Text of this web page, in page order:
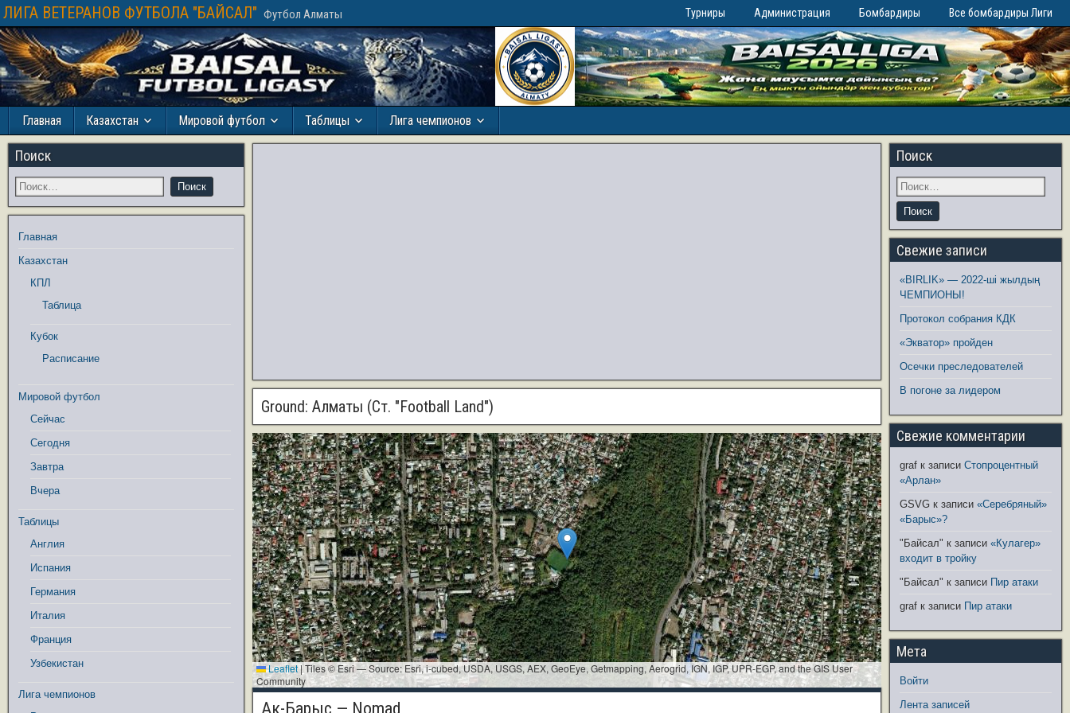
ЛИГА ВЕТЕРАНОВ ФУТБОЛА "БАЙСАЛ" Футбол Алматы Турниры Администрация Бомбардиры Все бомбардиры Лиги
Главная Казахстан Мировой футбол Таблицы Лига чемпионов
Ground: Алматы (Ст. "Football Land")
Leaflet| Tiles © Esri — Source: Esri, i-cubed, USDA, USGS, AEX, GeoEye, Getmapping, Aerogrid, IGN, IGP, UPR-EGP, and the GIS User
Community
Ак-Барыс — Nomad
Поиск
Главная
Казахстан
КПЛ
Таблица
Кубок
Расписание
Мировой футбол
Сейчас
Сегодня
Завтра
Вчера
Таблицы
Англия
Испания
Германия
Италия
Франция
Узбекистан
Лига чемпионов
Поиск
Свежие записи
«BIRLIK» — 2022-ші жылдың
ЧЕМПИОНЫ!
Протокол собрания КДК
«Экватор» пройден
Осечки преследователей
В погоне за лидером
Свежие комментарии
graf к записиСтопроцентный
«Арлан»
GSVG к записи«Серебряный»
«Барыс»?
"Байсал" к записи«Кулагер»
входит в тройку
"Байсал" к записи Пир атаки
graf к записи Пир атаки
Мета
Войти
Лента записей